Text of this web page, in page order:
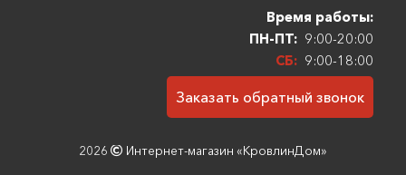
Время работы:
ПН-ПТ: 9:00-20:00
СБ: 9:00-18:00
Заказать обратный звонок
2026 Интернет-магазин «КровлинДом»